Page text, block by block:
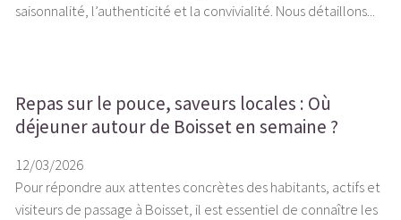
saisonnalité, l’authenticité et la convivialité. Nous détaillons...
Repas sur le pouce, saveurs locales : Où
déjeuner autour de Boisset en semaine ?
12/03/2026
Pour répondre aux attentes concrètes des habitants, actifs et
visiteurs de passage à Boisset, il est essentiel de connaître les